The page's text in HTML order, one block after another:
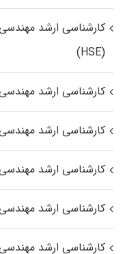
کارشناسی ارشد
(HSE)
کارشناسی ارشد
کارشناسی ارشد
کارشناسی ارشد
کارشناسی ارشد
کارشناسی ارشد مهندسی